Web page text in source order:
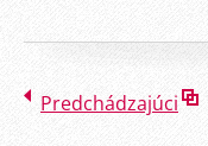
Predchádzajúci